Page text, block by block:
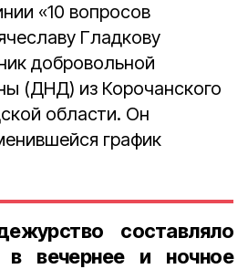
«10 вопросов
Гладкову
добровольной
(ДНД) из Корочанского
области. Он
график
составляло
в вечернее и ночное